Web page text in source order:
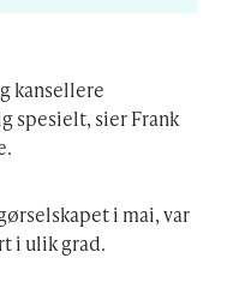
kansellere
spesielt, sier Frank
i mai, var
i ulik grad.